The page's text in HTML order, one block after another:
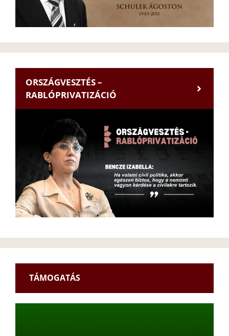
ORSZÁGVESZTÉS –
RABLÓPRIVATIZÁCIÓ
TÁMOGATÁS